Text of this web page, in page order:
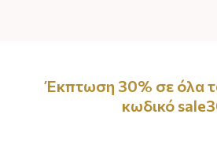
Έκπτωση 30% σε όλα
κωδικό